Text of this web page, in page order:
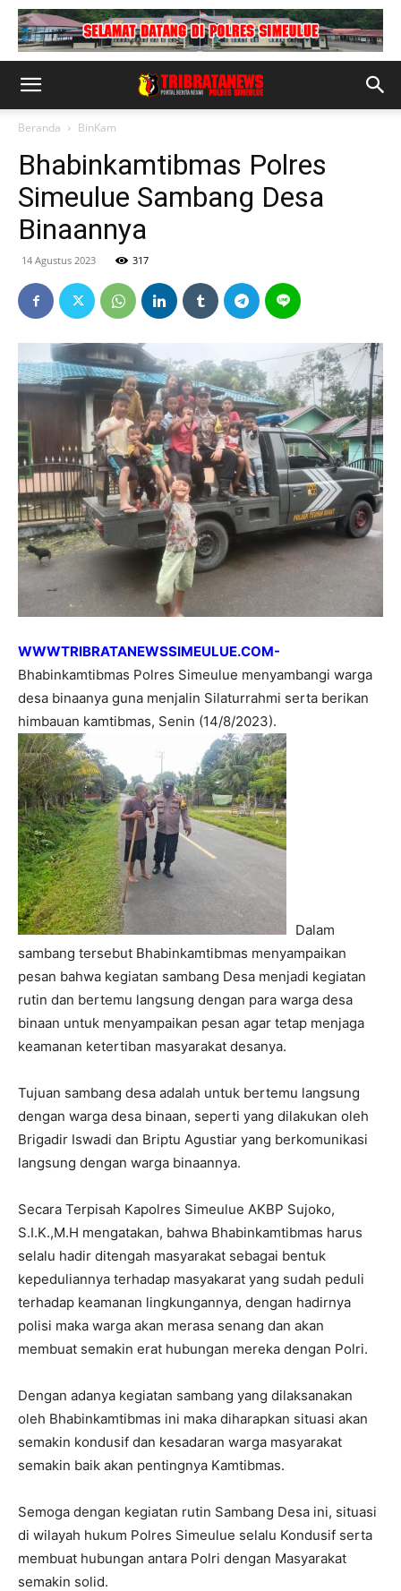
Beranda BinKam
Bhabinkamtibmas Polres
Simeulue Sambang Desa
Binaannya
14 Agustus 2023 317
WWWTRIBRATANEWSSIMEULUE.COM-
Bhabinkamtibmas Polres Simeulue menyambangi warga
desa binaanya guna menjalin Silaturrahmi serta berikan
himbauan kamtibmas, Senin (14/8/2023).
Dalam
sambang tersebut Bhabinkamtibmas menyampaikan
pesan bahwa kegiatan sambang Desa menjadi kegiatan
rutin dan bertemu langsung dengan para warga desa
binaan untuk menyampaikan pesan agar tetap menjaga
keamanan ketertiban masyarakat desanya.
Tujuan sambang desa adalah untuk bertemu langsung
dengan warga desa binaan, seperti yang dilakukan oleh
Brigadir Iswadi dan Briptu Agustiar yang berkomunikasi
langsung dengan warga binaannya.
Secara Terpisah Kapolres Simeulue AKBP Sujoko,
S.I.K.,M.H mengatakan, bahwa Bhabinkamtibmas harus
selalu hadir ditengah masyarakat sebagai bentuk
kepeduliannya terhadap masyakarat yang sudah peduli
terhadap keamanan lingkungannya, dengan hadirnya
polisi maka warga akan merasa senang dan akan
membuat semakin erat hubungan mereka dengan Polri.
Dengan adanya kegiatan sambang yang dilaksanakan
oleh Bhabinkamtibmas ini maka diharapkan situasi akan
semakin kondusif dan kesadaran warga masyarakat
semakin baik akan pentingnya Kamtibmas.
Semoga dengan kegiatan rutin Sambang Desa ini, situasi
di wilayah hukum Polres Simeulue selalu Kondusif serta
membuat hubungan antara Polri dengan Masyarakat
semakin solid.